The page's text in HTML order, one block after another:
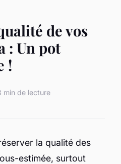
de vos
: Un pot
!
min de lecture
la qualité des
estimée, surtout